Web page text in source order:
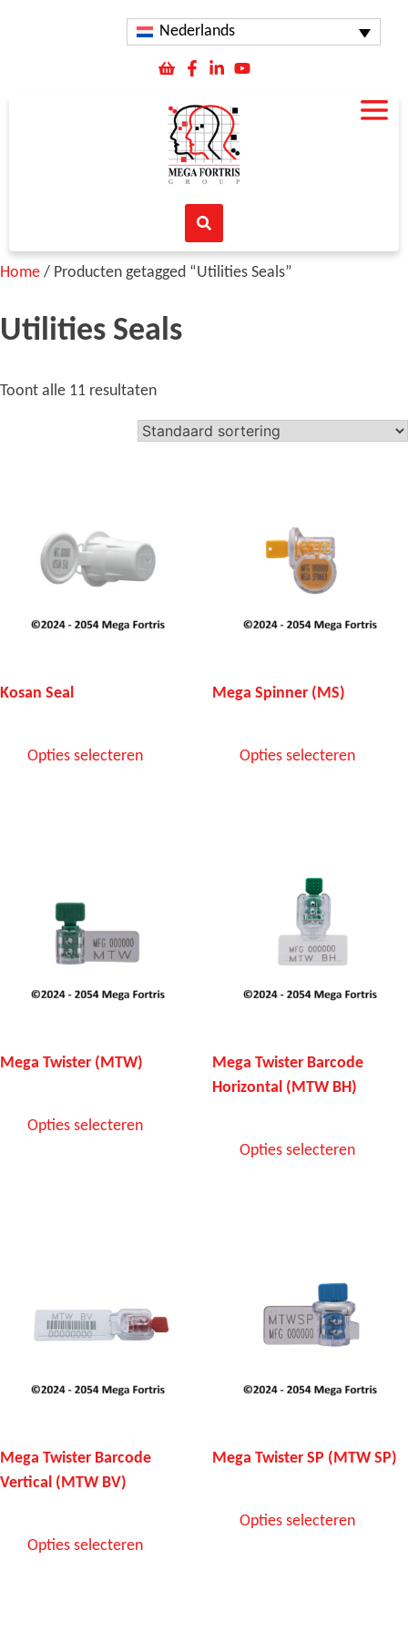
Nederlands
Home / Producten getagged “Utilities Seals”
Utilities Seals
Toont alle 11 resultaten
Kosan Seal
Opties selecteren
Mega Spinner (MS)
Opties selecteren
Mega Twister (MTW)
Opties selecteren
Mega Twister Barcode
Horizontal (MTW BH)
Opties selecteren
Mega Twister Barcode
Vertical (MTW BV)
Opties selecteren
Mega Twister SP (MTW SP)
Opties selecteren